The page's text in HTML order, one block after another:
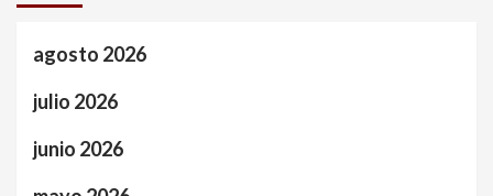
agosto 2026
julio 2026
junio 2026